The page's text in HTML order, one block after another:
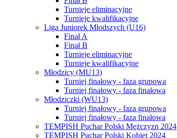
Turnieje eliminacyjne
Turnieje kwalifikacyjne
Liga Juniorek Młodszych (U16)
Finał A
Finał B
Turnieje eliminacyjne
Turnieje kwalifikacyjne
Młodzicy (MU13)
Turniej finałowy - faza grupowa
Turniej finałowy - faza finałowa
Młodziczki (WU13)
Turniej finałowy - faza grupowa
Turniej finałowy - faza finałowa
TEMPISH Puchar Polski Mężczyzn 2024
TEMPISH Puchar Polski Kobiet 2024